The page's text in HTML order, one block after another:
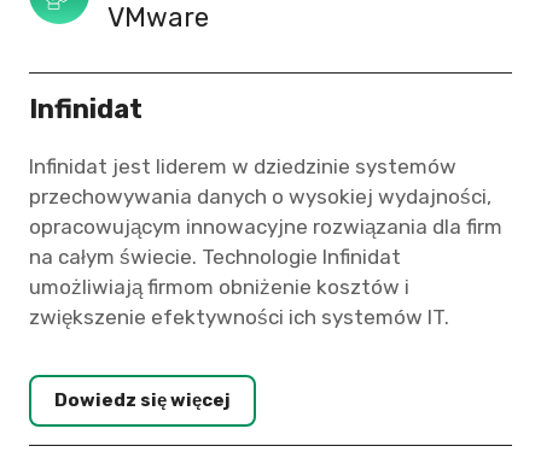
VMware
Infinidat
Infinidat jest liderem w dziedzinie systemów
przechowywania danych o wysokiej wydajności,
opracowującym innowacyjne rozwiązania dla firm
na całym świecie. Technologie Infinidat
umożliwiają firmom obniżenie kosztów i
zwiększenie efektywności ich systemów IT.
Dowiedz się więcej